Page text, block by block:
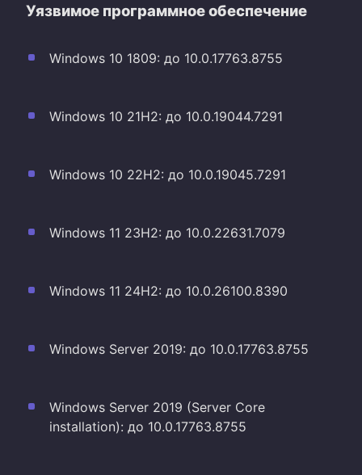
Уязвимое программное обеспечение
Windows 10 1809: до 10.0.17763.8755
Windows 10 21H2: до 10.0.19044.7291
Windows 10 22H2: до 10.0.19045.7291
Windows 11 23H2: до 10.0.22631.7079
Windows 11 24H2: до 10.0.26100.8390
Windows Server 2019: до 10.0.17763.8755
Windows Server 2019 (Server Core
installation): до 10.0.17763.8755